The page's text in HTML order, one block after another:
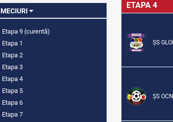
MECIURI
Etapa 9 (curentă)
Etapa 1
Etapa 2
Etapa 3
Etapa 4
Etapa 5
Etapa 6
Etapa 7
ETAPA 4
ȘS
ȘS